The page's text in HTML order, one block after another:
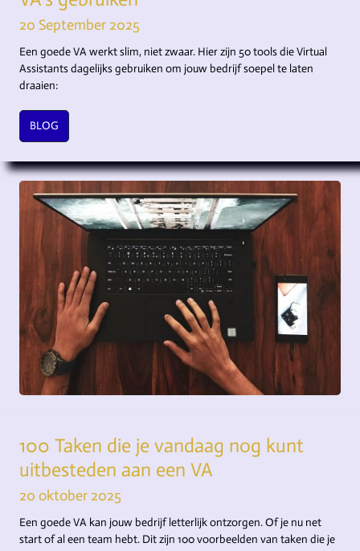
20 September 2025
Een goede VA werkt slim, niet zwaar. Hier zijn 50 tools die Virtual
Assistants dagelijks gebruiken om jouw bedrijf soepel te laten
draaien:
BLOG
100 Taken die je vandaag nog kunt
uitbesteden aan een VA
20 oktober 2025
Een goede VA kan jouw bedrijf letterlijk ontzorgen. Of je nu net
start of al een team hebt. Dit zijn 100 voorbeelden van taken die je